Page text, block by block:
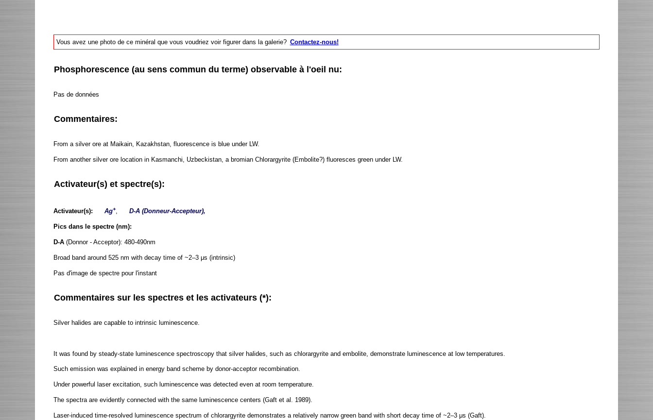
Vous avez une photo de ce minéral que vous voudriez voir figurer dans la galerie? Contactez-nous!
Phosphorescence (au sens commun du terme) observable à l'oeil nu:
Pas de données
Commentaires:
From a silver ore at Maikain, Kazakhstan, fluorescence is blue under LW.
From another silver ore location in Kasmanchi, Uzbeckistan, a bromian Chlorargyrite (Embolite?) fluoresces green under LW.
Activateur(s) et spectre(s):
Activateur(s): Ag+, D-A (Donneur-Accepteur),
Pics dans le spectre (nm):
D-A (Donnor - Acceptor): 480-490nm
Broad band around 525 nm with decay time of ~2–3 μs (intrinsic)
Pas d'image de spectre pour l'instant
Commentaires sur les spectres et les activateurs (*):
Silver halides are capable to intrinsic luminescence.
It was found by steady-state luminescence spectroscopy that silver halides, such as chlorargyrite and embolite, demonstrate luminescence at low temperatures.
Such emission was explained in energy band scheme by donor-acceptor recombination.
Under powerful laser excitation, such luminescence was detected even at room temperature.
The spectra are evidently connected with the same luminescence centers (Gaft et al. 1989).
Laser-induced time-resolved luminescence spectrum of chlorargyrite demonstrates a relatively narrow green band with short decay time of ~2–3 μs (Gaft).